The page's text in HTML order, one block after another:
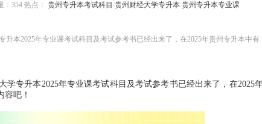
：354 热点： 贵州专升本考试科目 贵州财经大学专升本 贵州专升本专业课
本2025年专业课考试科目及考试参考书已经出来了，在2025年贵州专升本中有
学专升本2025年专业课考试科目及考试参考书已经出来了，在2025
容吧！